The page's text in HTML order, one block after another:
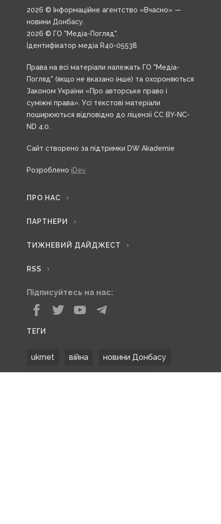
2026 © Інформаційне агентство «Вчасно» —
новини Донбасу.
2026 © ГО "Медіа-Погляд".
Ідентифікатор медіа R40-05538
Права на всі матеріали належать ГО "Медіа-
Погляд" (якщо не вказано інше) та охороняються
Законом України «Про авторське право і
суміжні права». Усі текстові матеріали
поширюються відповідно до ліцензії CC BY-NC-
ND 4.0.
Сайт створено за підтримки DW Akademie
Розроблено iDev
ПРО НАС
ПАРТНЕРИ
ТИЖНЕВИЙ ДАЙДЖЕСТ
RSS
Підписуйтесь на нас:
ТЕГИ
ukrnet війна новини Донбасу